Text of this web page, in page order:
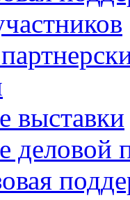
выставки
деловой